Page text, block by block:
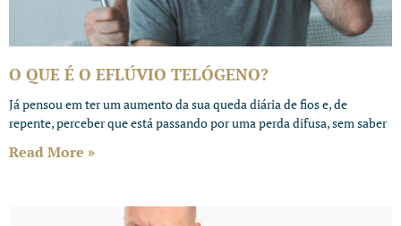
O QUE É O EFLÚVIO TELÓGENO?
Já pensou em ter um aumento da sua queda diária de fios e, de
repente, perceber que está passando por uma perda difusa, sem saber
Read More »